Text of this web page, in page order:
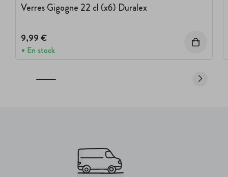
Verres Gigogne 22 cl (x6) Duralex
9,99 €
En stock